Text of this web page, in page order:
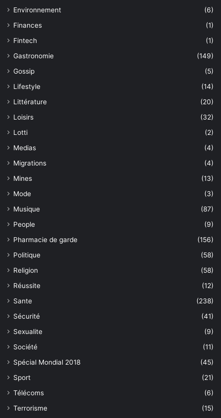
Environnement
(6)
Finances
(1)
Fintech
(1)
Gastronomie
(149)
Gossip
(5)
Lifestyle
(14)
Littérature
(20)
Loisirs
(32)
Lotti
(2)
Medias
(4)
Migrations
(4)
Mines
(13)
Mode
(3)
Musique
(87)
People
(9)
Pharmacie de garde
(156)
Politique
(58)
Religion
(58)
Réussite
(12)
Sante
(238)
Sécurité
(41)
Sexualite
(9)
Société
(11)
Spécial Mondial 2018
(45)
Sport
(21)
Télécoms
(6)
Terrorisme
(15)